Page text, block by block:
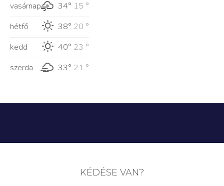
vasárnap
34° 15 °
hétfő
38° 20 °
kedd
40° 23 °
szerda
33° 21 °
KÉDÉSE VAN?